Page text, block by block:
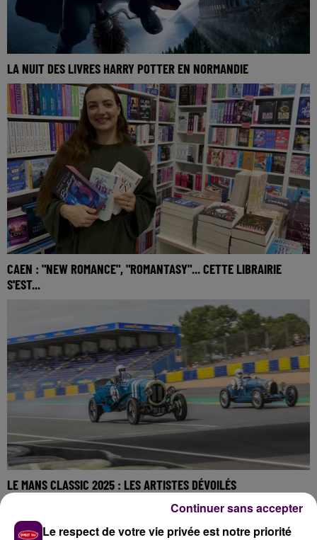
LA NUIT DES LIVRES HARRY POTTER EN NORMANDIE
CAEN : "NEW ROMANCE", "ROMANTASY"... CETTE LIBRAIRIE
S'EST...
LE MANS CLASSIC 2025 : LES ARTISTES DÉVOILÉS
Le respect de votre vie privée est notre priorité
Continuer sans accepter